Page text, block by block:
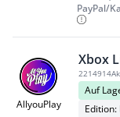
PayPal/
AllyouPlay
Xbox
2214914
Auf
Edition: